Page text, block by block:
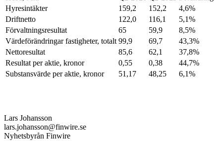
Hyresintäkter
159,2 152,2
4,6%
Driftnetto
122,0 116,1
5,1%
Förvaltningsresultat
65 59,9
8,5%
Värdeförändringar fastigheter, totalt 99,9 69,7
43,3%
Nettoresultat
85,6 62,1
37,8%
Resultat per aktie, kronor
0,55 0,38
44,7%
Substansvärde per aktie, kronor
51,17 48,25 6,1%
Lars Johansson
lars.johansson@finwire.se
Nyhetsbyrån Finwire